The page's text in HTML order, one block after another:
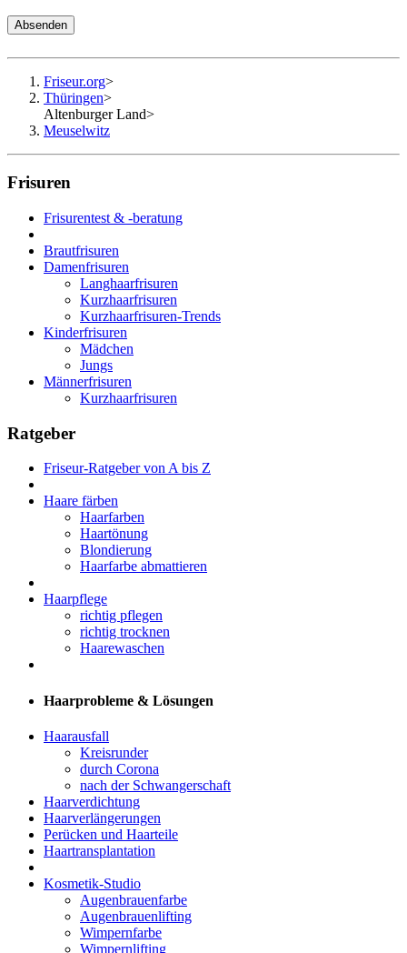
Absenden
Friseur.org>
Thüringen>
Altenburger Land>
Meuselwitz
Frisuren
Frisurentest & -beratung
Brautfrisuren
Damenfrisuren
Langhaarfrisuren
Kurzhaarfrisuren
Kurzhaarfrisuren-Trends
Kinderfrisuren
Mädchen
Jungs
Männerfrisuren
Kurzhaarfrisuren
Ratgeber
Friseur-Ratgeber von A bis Z
Haare färben
Haarfarben
Haartönung
Blondierung
Haarfarbe abmattieren
Haarpflege
richtig pflegen
richtig trocknen
Haarewaschen
Haarprobleme & Lösungen
Haarausfall
Kreisrunder
durch Corona
nach der Schwangerschaft
Haarverdichtung
Haarverlängerungen
Perücken und Haarteile
Haartransplantation
Kosmetik-Studio
Augenbrauenfarbe
Augenbrauenlifting
Wimpernfarbe
Wimpernlifting